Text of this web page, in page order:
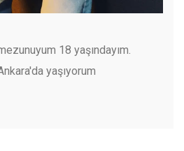
18 yaşındayım.
yaşıyorum